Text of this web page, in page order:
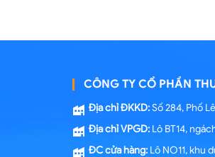
CÔNG TY CỔ PHẦN
Địa chỉ ĐKKD:Số 284, Phố
Địa chỉ VPGD: Lô BT14,
ĐC cửa hàng: Lô NO11, khu